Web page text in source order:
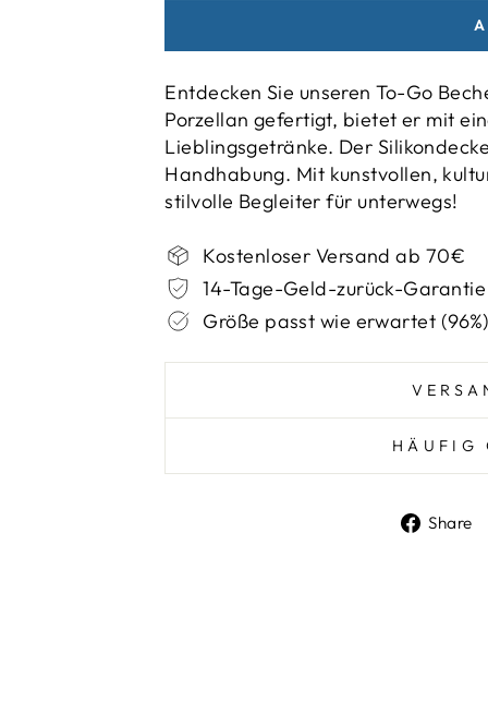
Entdecken Sie unseren To-Go
Porzellan gefertigt, bietet er mit
Lieblingsgetränke. Der
Handhabung. Mit kunstvollen,
stilvolle Begleiter für unterwegs!
Kostenloser Versand ab 70€
14-Tage-Geld-zurück-Garantie
Größe passt wie erwartet (96%)
HÄUFIG
Share